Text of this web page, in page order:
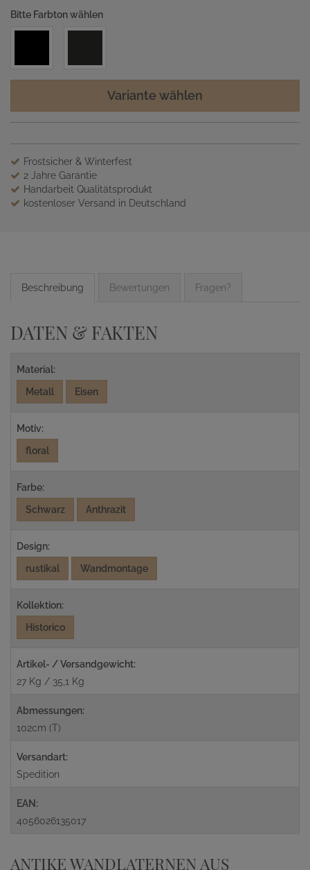
Bitte Farbton wählen
Variante wählen
Frostsicher & Winterfest
2 Jahre Garantie
Handarbeit Qualitätsprodukt
kostenloser Versand in Deutschland
Beschreibung Bewertungen Fragen?
DATEN & FAKTEN
Material:
Metall
Eisen
Motiv:
floral
Farbe:
Schwarz
Anthrazit
Design:
rustikal
Wandmontage
Kollektion:
Historico
Artikel- / Versandgewicht:
27 Kg / 35,1 Kg
Abmessungen:
102cm (T)
Versandart:
Spedition
EAN:
4056026135017
ANTIKE WANDLATERNEN AUS